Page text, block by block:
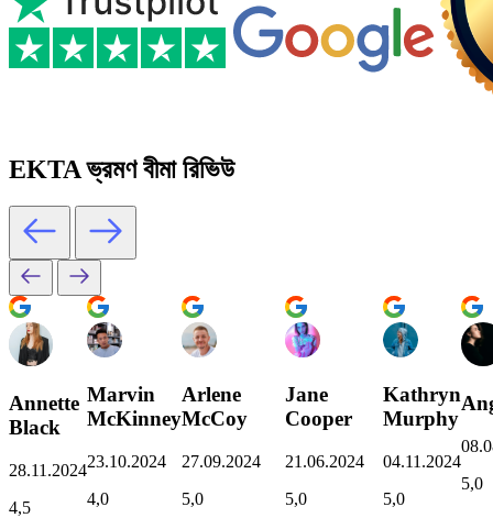
EKTA ভ্রমণ বীমা রিভিউ
Annette
Black
28.11.2024
4,5
Marvin
McKinney
23.10.2024
4,0
Arlene
McCoy
27.09.2024
5,0
Jane
Cooper
21.06.2024
5,0
Kathryn
Murphy
04.11.2024
5,0
5,0